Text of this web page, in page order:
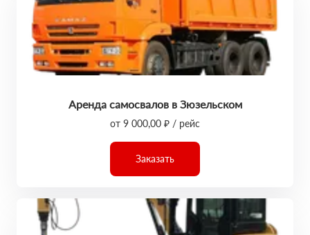
Аренда самосвалов в Зюзельском
от 9 000,00 ₽ / рейс
Заказать